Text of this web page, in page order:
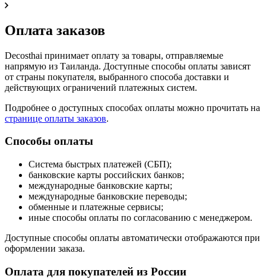
Оплата заказов
Decosthai принимает оплату за товары, отправляемые
напрямую из Таиланда. Доступные способы оплаты зависят
от страны покупателя, выбранного способа доставки и
действующих ограничений платежных систем.
Подробнее о доступных способах оплаты можно прочитать на
странице оплаты заказов.
Способы оплаты
Система быстрых платежей (СБП);
банковские карты российских банков;
международные банковские карты;
международные банковские переводы;
обменные и платежные сервисы;
иные способы оплаты по согласованию с менеджером.
Доступные способы оплаты автоматически отображаются при
оформлении заказа.
Оплата для покупателей из России